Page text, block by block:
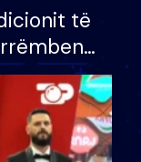
të
eurosh